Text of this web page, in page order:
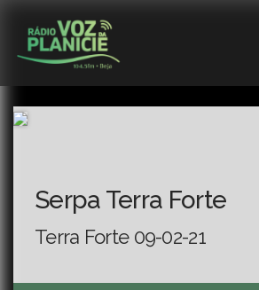
Serpa Terra Forte
Terra Forte 09-02-21